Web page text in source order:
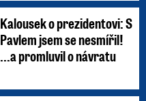
Kalousek o prezidentovi: S
Pavlem jsem se nesmířil!
...a promluvil o návratu